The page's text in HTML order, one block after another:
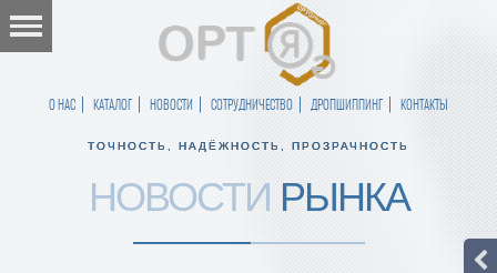
О НАС КАТАЛОГ НОВОСТИ СОТРУДНИЧЕСТВО ДРОПШИППИНГ КОНТАКТЫ
ТОЧНОСТЬ, НАДЁЖНОСТЬ, ПРОЗРАЧНОСТЬ
НОВОСТИ РЫНКА